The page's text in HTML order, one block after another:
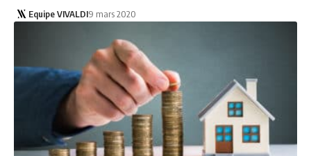
Equipe VIVALDI9 mars 2020